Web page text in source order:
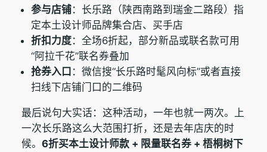
参与店铺：长乐路（陕西南路到瑞金二路段）指
定本土设计师品牌集合店、买手店
折扣力度：全场6折起，部分新品或联名款可用
“阿拉千花”联名券叠加
抢券入口 ：微信搜“长乐路时髦风向标”或者直接
扫线下店铺门口的二维码
最后说句大实话：这种活动，一年也就一两次。上
一次长乐路这么大范围打折，还是去年店庆的时
候。 6折买本土设计师款 + 限量联名券 + 梧桐树下